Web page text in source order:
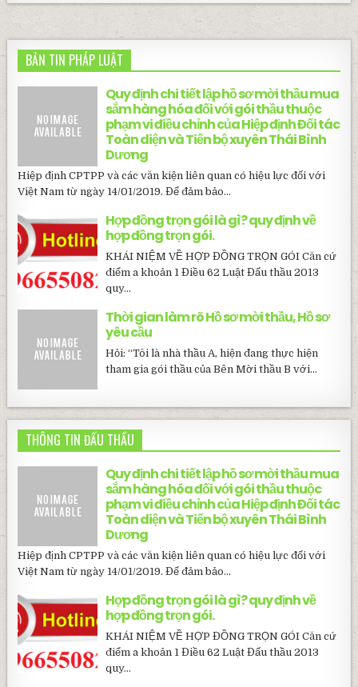
BẢN TIN PHÁP LUẬT
Quy định chi tiết lập hồ sơ mời thầu mua
sắm hàng hóa đối với gói thầu thuộc
phạm vi điều chỉnh của Hiệp định Đối tác
Toàn diện và Tiến bộ xuyên Thái Bình
Dương
Hiệp định CPTPP và các văn kiện liên quan có hiệu lực đối với
Việt Nam từ ngày 14/01/2019. Để đảm bảo...
Hợp đồng trọn gói là gì? quy định về
hợp đồng trọn gói.
KHÁI NIỆM VỀ HỢP ĐỒNG TRỌN GÓI Căn cứ
điểm a khoản 1 Điều 62 Luật Đấu thầu 2013
quy...
Thời gian làm rõ Hồ sơ mời thầu, Hồ sơ
yêu cầu
Hỏi: “Tôi là nhà thầu A, hiện đang thực hiện
tham gia gói thầu của Bên Mời thầu B với...
THÔNG TIN ĐẤU THẦU
Quy định chi tiết lập hồ sơ mời thầu mua
sắm hàng hóa đối với gói thầu thuộc
phạm vi điều chỉnh của Hiệp định Đối tác
Toàn diện và Tiến bộ xuyên Thái Bình
Dương
Hiệp định CPTPP và các văn kiện liên quan có hiệu lực đối với
Việt Nam từ ngày 14/01/2019. Để đảm bảo...
Hợp đồng trọn gói là gì? quy định về
hợp đồng trọn gói.
KHÁI NIỆM VỀ HỢP ĐỒNG TRỌN GÓI Căn cứ
điểm a khoản 1 Điều 62 Luật Đấu thầu 2013
quy...